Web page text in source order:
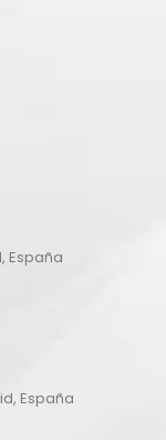
España
España